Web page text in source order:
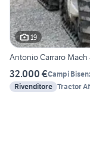
19
Antonio Carraro
32.000 €Campi
Rivenditore Tractor